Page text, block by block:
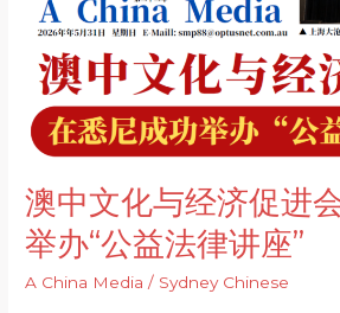
澳中文化与经济促进
举办“公益法律讲座”
A China Media / Sydney Chinese
化
经
济
促
会
在
悉
尼